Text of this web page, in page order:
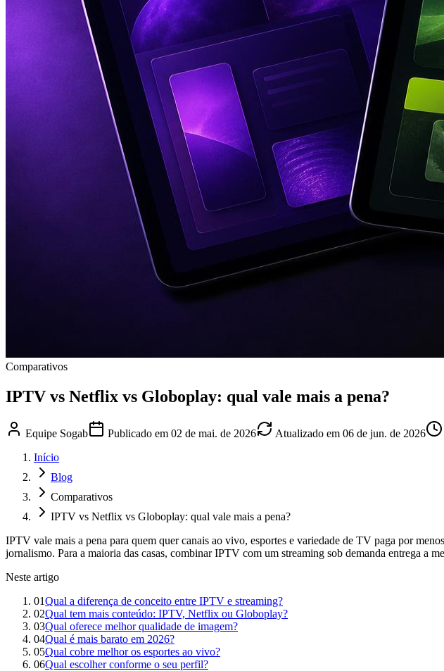
Comparativos
IPTV vs Netflix vs Globoplay: qual vale mais a pena?
Equipe Sogab Publicado em 02 de mai. de 2026 Atualizado em 06 de jun. de 2026
Início
Blog
Comparativos
IPTV vs Netflix vs Globoplay: qual vale mais a pena?
IPTV vale mais a pena para quem quer canais ao vivo, esportes e variedade de TV paga por
jornalismo. Para a maioria das casas, combinar IPTV com um streaming sob demanda entrega a
Neste artigo
01Qual a diferença de conceito entre IPTV e streaming?
02Qual tem mais conteúdo: IPTV, Netflix ou Globoplay?
03Qual oferece melhor qualidade de imagem?
04Qual é mais barato em 2026?
05Qual cobre melhor os esportes ao vivo?
06Qual escolher conforme o seu perfil?